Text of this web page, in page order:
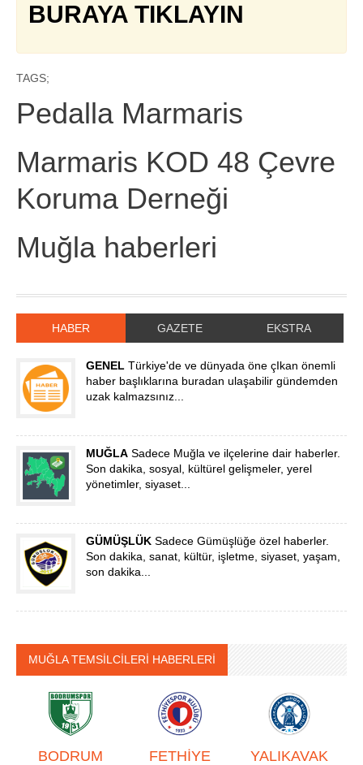
BURAYA TIKLAYIN
TAGS;
Pedalla Marmaris
Marmaris KOD 48 Çevre
Koruma Derneği
Muğla haberleri
HABER GAZETE EKSTRA
GENEL Türkiye'de ve dünyada öne çIkan önemli
haber başlıklarına buradan ulaşabilir gündemden
uzak kalmazsınız...
MUĞLASadece Muğla ve ilçelerine dair haberler.
Son dakika, sosyal, kültürel gelişmeler, yerel
yönetimler, siyaset...
GÜMÜŞLÜK Sadece Gümüşlüğe özel haberler.
Son dakika, sanat, kültür, işletme, siyaset, yaşam,
son dakika...
MUĞLA TEMSİLCİLERİ HABERLERİ
BODRUM FETHİYE YALIKAVAK